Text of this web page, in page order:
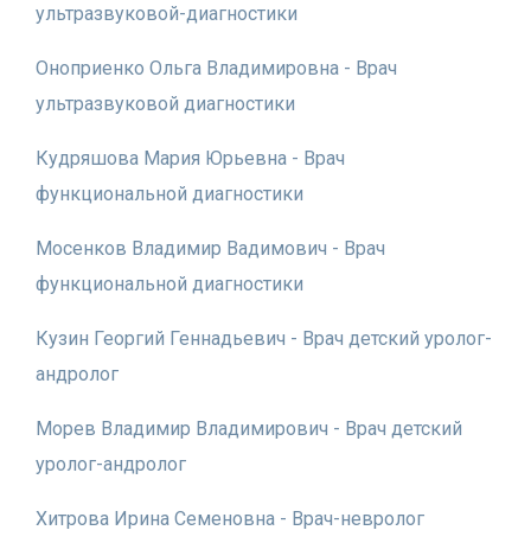
ультразвуковой-диагностики
Оноприенко Ольга Владимировна - Врач
ультразвуковой диагностики
Кудряшова Мария Юрьевна - Врач
функциональной диагностики
Мосенков Владимир Вадимович - Врач
функциональной диагностики
Кузин Георгий Геннадьевич - Врач детский уролог-
андролог
Морев Владимир Владимирович - Врач детский
уролог-андролог
Хитрова Ирина Семеновна - Врач-невролог